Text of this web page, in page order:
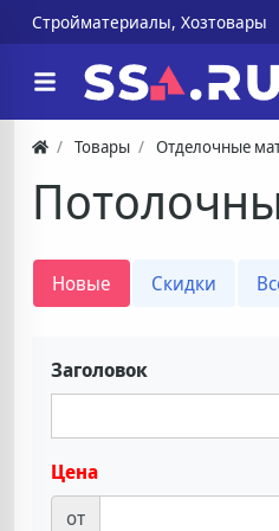
Стройматериалы, Хозтовары
Товары Отделочные
Новые Скидки
Заголовок
Цена
от